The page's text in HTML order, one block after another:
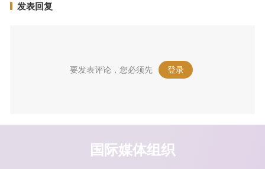
发表回复
要发表评论，您必须先 登录 。
国际媒体组织